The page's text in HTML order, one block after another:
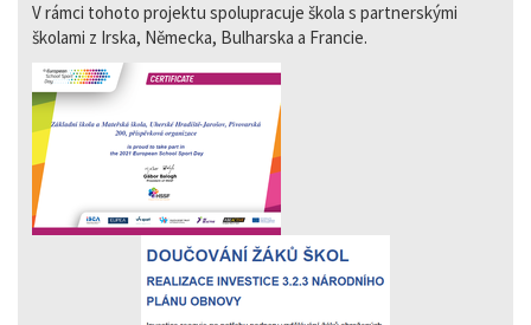
V rámci tohoto projektu spolupracuje škola s partnerskými
školami z Irska, Německa, Bulharska a Francie.